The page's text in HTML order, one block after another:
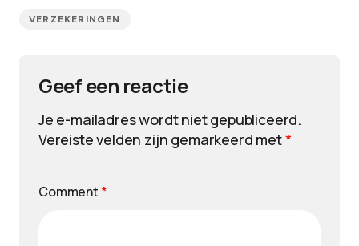
VERZEKERINGEN
Geef een reactie
Je e-mailadres wordt niet gepubliceerd.
Vereiste velden zijn gemarkeerd met*
Comment *